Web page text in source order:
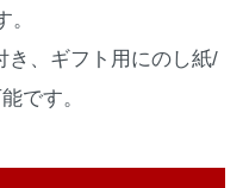
き、ギフト用にのし紙/
です。